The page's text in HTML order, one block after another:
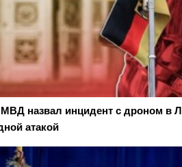
МВД назвал инцидент с дроном в
атакой